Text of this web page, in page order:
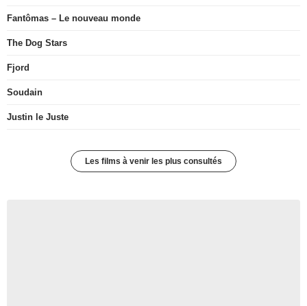
Fantômas – Le nouveau monde
The Dog Stars
Fjord
Soudain
Justin le Juste
Les films à venir les plus consultés